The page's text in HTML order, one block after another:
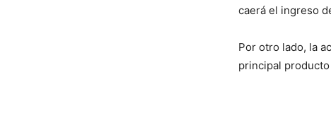
caerá el ingreso
Por otro lado, la
principal